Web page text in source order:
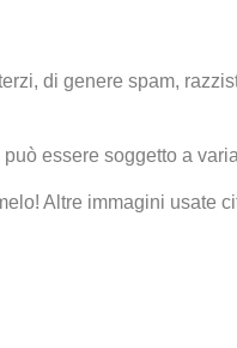
di genere spam,
essere soggetto a
Altre immagini usate